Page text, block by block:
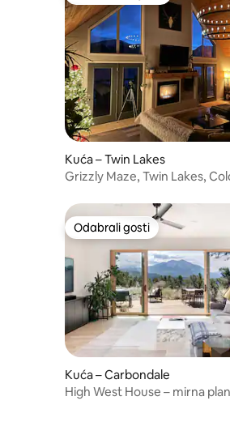
Kuća – Twin Lakes
Grizzly Maze, Twin Lakes,
Odabrali gosti
Odabrali gosti
Kuća – Carbondale
High West House – mirna